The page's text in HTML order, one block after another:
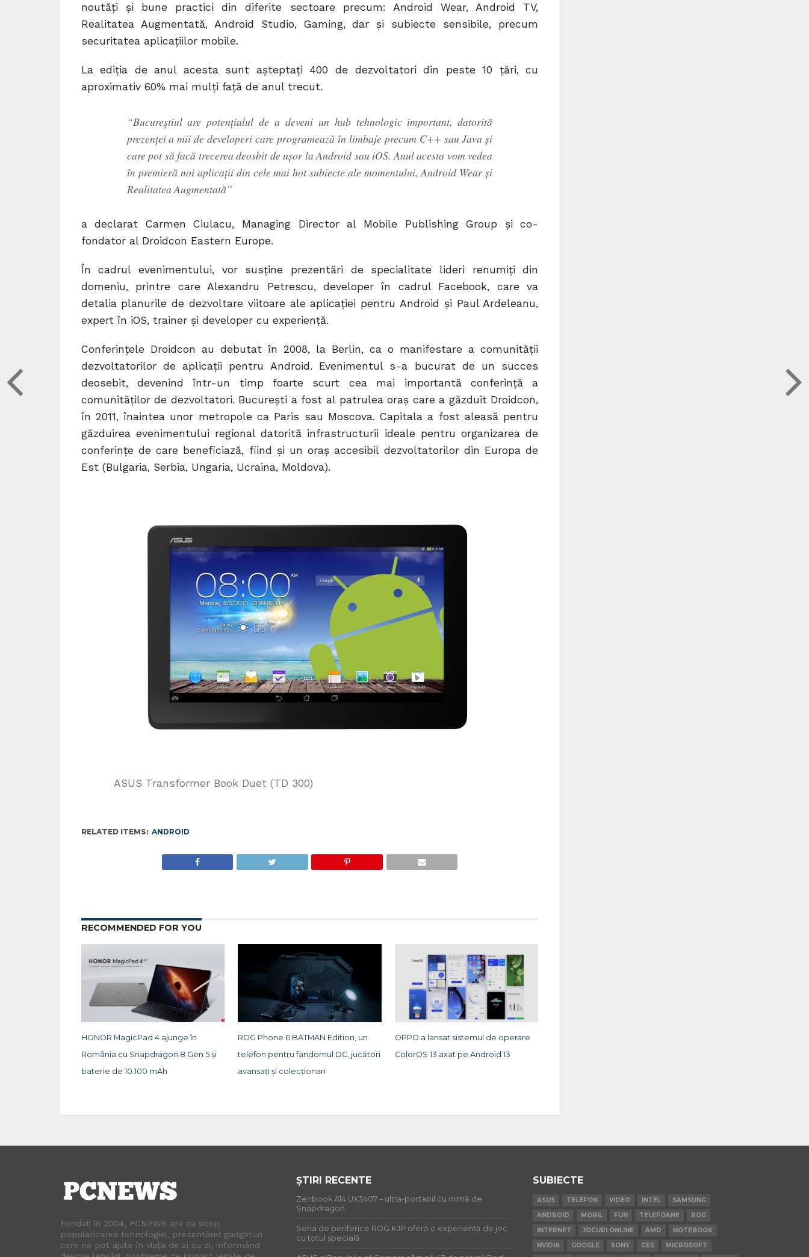
noutăţi şi bune practici din diferite sectoare precum: Android Wear, Android TV,
Realitatea Augmentată, Android Studio, Gaming, dar şi subiecte sensibile, precum
securitatea aplicaţiilor mobile.
La ediţia de anul acesta sunt așteptați 400 de dezvoltatori din peste 10 ţări, cu
aproximativ 60% mai mulți faţă de anul trecut.
“Bucureştiul are potenţialul de a deveni un hub tehnologic important, datorită
prezenţei a mii de developeri care programează în limbaje precum C++ sau Java şi
care pot să facă trecerea deosbit de uşor la Android sau iOS. Anul acesta vom vedea
în premieră noi aplicații din cele mai hot subiecte ale momentului, Android Wear și
Realitatea Augmentată”
a declarat Carmen Ciulacu, Managing Director al Mobile Publishing Group şi co-
fondator al Droidcon Eastern Europe.
În cadrul evenimentului, vor susține prezentări de specialitate lideri renumiţi din
domeniu, printre care Alexandru Petrescu, developer în cadrul Facebook, care va
detalia planurile de dezvoltare viitoare ale aplicaţiei pentru Android şi Paul Ardeleanu,
expert în iOS, trainer şi developer cu experienţă.
Conferinţele Droidcon au debutat în 2008, la Berlin, ca o manifestare a comunităţii
dezvoltatorilor de aplicaţii pentru Android. Evenimentul s-a bucurat de un succes
deosebit, devenind într-un timp foarte scurt cea mai importantă conferinţă a
comunităţilor de dezvoltatori. Bucureşti a fost al patrulea oraş care a găzduit Droidcon,
în 2011, înaintea unor metropole ca Paris sau Moscova. Capitala a fost aleasă pentru
găzduirea evenimentului regional datorită infrastructurii ideale pentru organizarea de
conferinţe de care beneficiază, fiind şi un oraş accesibil dezvoltatorilor din Europa de
Est (Bulgaria, Serbia, Ungaria, Ucraina, Moldova).
ASUS Transformer Book Duet (TD 300)
RELATED ITEMS: ANDROID
RECOMMENDED FOR YOU
HONOR MagicPad 4 ajunge în
România cu Snapdragon 8 Gen 5 și
baterie de 10.100 mAh
ROG Phone 6 BATMAN Edition, un
telefon pentru fandomul DC, jucători
avansați și colecționari
OPPO a lansat sistemul de operare
ColorOS 13 axat pe Android 13
Fondat în 2004, PCNEWS are ca scop
popularizarea tehnologiei, prezentând gadgeturi
care ne pot ajuta în viața de zi cu zi, informând
ȘTIRI RECENTE
Zenbook A14 UX3407 – ultra-portabil cu inimă de
Snapdragon
Seria de periferice ROG KJP oferă o experiență de joc
cu totul specială
SUBIECTE
ASUS TELEFON VIDEO INTEL
SAMSUNG
ANDROID
MOBIL FUN TELEFOANE
ROG
INTERNET
JOCURI ONLINE AMD
NOTEBOOK
NVIDIA
GOOGLE SONY CES
MICROSOFT